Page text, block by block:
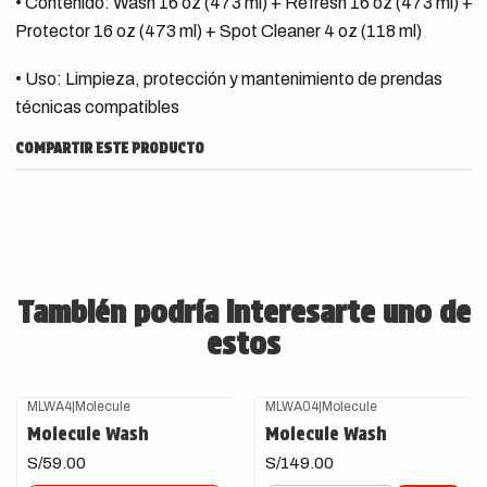
Protector 16 oz (473 ml) + Spot Cleaner 4 oz (118 ml)
• Uso: Limpieza, protección y mantenimiento de prendas
técnicas compatibles
COMPARTIR ESTE PRODUCTO
También podría interesarte uno de
estos
MLWA4|Molecule
Molecule Wash
S/59.00
MLWA04|Molecule
Molecule Wash
S/149.00